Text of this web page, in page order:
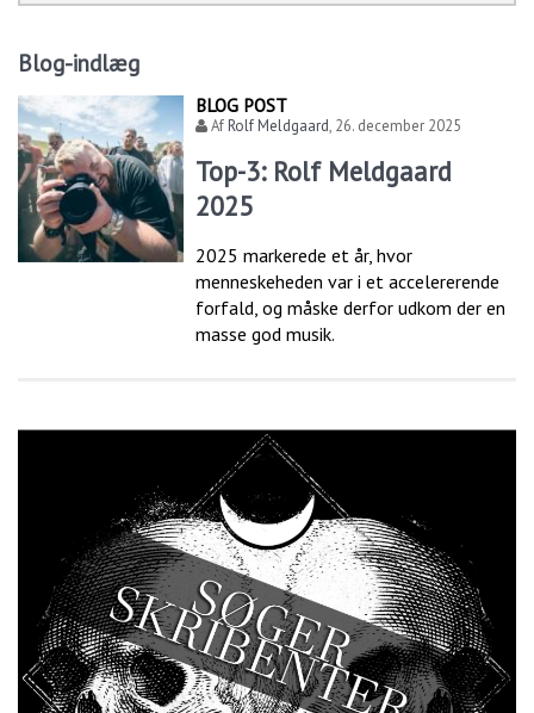
Blog-indlæg
BLOG POST
AfRolf Meldgaard, 26. december 2025
Top-3: Rolf Meldgaard
2025
2025 markerede et år, hvor
menneskeheden var i et accelererende
forfald, og måske derfor udkom der en
masse god musik.